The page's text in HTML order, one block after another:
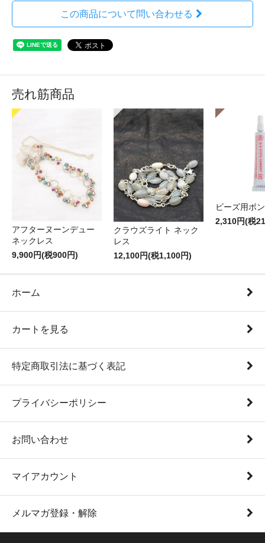
この商品について問い合わせる
売れ筋商品
アフターヌーンデュー
ネックレス
9,900円(税900円)
クラウズライト ネック
レス
12,100円(税1,100円)
ビーズ用ボ
2,310円(税
ホーム
カートを見る
特定商取引法に基づく表記
プライバシーポリシー
お問い合わせ
マイアカウント
メルマガ登録・解除